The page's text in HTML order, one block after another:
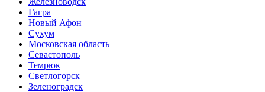
Гагра
Новый Афон
Сухум
Московская область
Севастополь
Темрюк
Светлогорск
Зеленоградск